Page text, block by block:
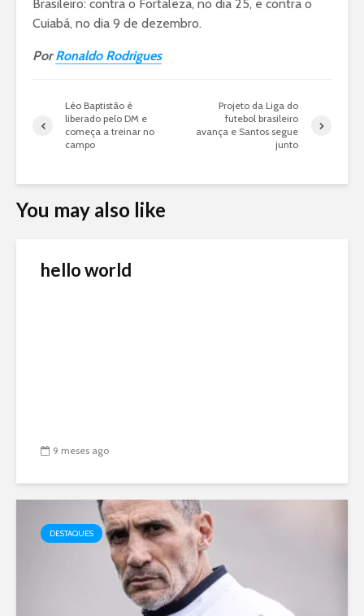
Brasileiro: contra o Fortaleza, no dia 25, e contra o
Cuiabá, no dia 9 de dezembro.
PorRonaldo Rodrigues
Léo Baptistão é
liberado pelo DM e
começa a treinar no
campo
Projeto da Liga do
futebol brasileiro
avança e Santos segue
junto
You may also like
hello world
9 meses ago
DESTAQUES